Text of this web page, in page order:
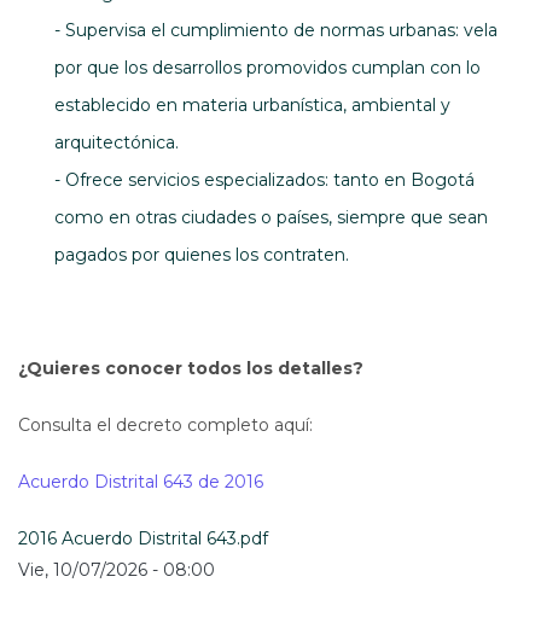
- Supervisa el cumplimiento de normas urbanas: vela
por que los desarrollos promovidos cumplan con lo
establecido en materia urbanística, ambiental y
arquitectónica.
- Ofrece servicios especializados: tanto en Bogotá
como en otras ciudades o países, siempre que sean
pagados por quienes los contraten.
¿Quieres conocer todos los detalles?
Consulta el decreto completo aquí:
Acuerdo Distrital 643 de 2016
2016 Acuerdo Distrital 643.pdf
Vie, 10/07/2026 - 08:00